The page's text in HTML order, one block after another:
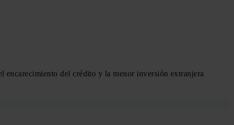
encarecimiento del crédito y la menor inversión extranjera